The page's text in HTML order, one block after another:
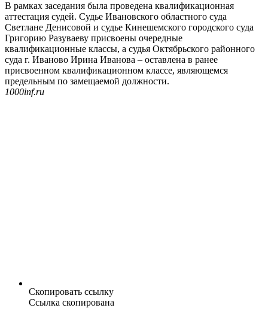
В рамках заседания была проведена квалификационная
аттестация судей. Судье Ивановского областного суда
Светлане Денисовой и судье Кинешемского городского суда
Григорию Разуваеву присвоены очередные
квалификационные классы, а судья Октябрьского районного
суда г. Иваново Ирина Иванова – оставлена в ранее
присвоенном квалификационном классе, являющемся
предельным по замещаемой должности.
1000inf.ru
Скопировать ссылку
Ссылка скопирована